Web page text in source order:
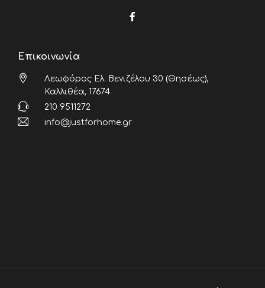
Επικοινωνία
Λεωφόρος Ελ. Βενιζέλου 30 (Θησέως),
Καλλιθέα, 17674
210 9511272
info@justforhome.gr